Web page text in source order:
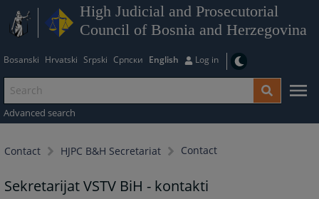
High Judicial and Prosecutorial
Council of Bosnia and Herzegovina
Bosanski Hrvatski Srpski Српски English Log in
Advanced search
Contact HJPC B&H Secretariat Contact
Sekretarijat VSTV BiH - kontakti